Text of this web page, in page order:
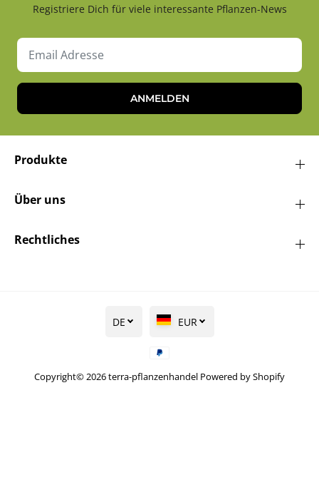
Registriere Dich für viele interessante Pflanzen-News
ANMELDEN
Produkte
Über uns
Rechtliches
Copyright© 2026terra-pflanzenhandel Powered by Shopify
DE EUR